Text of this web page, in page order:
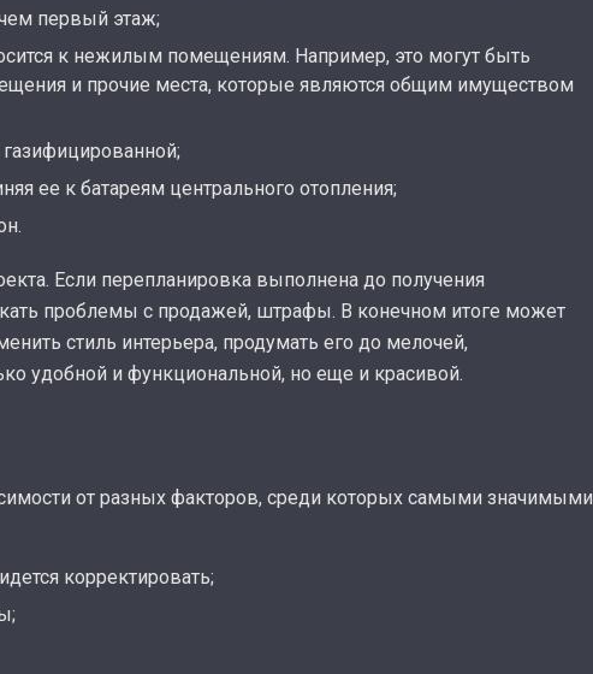
первый этаж;
к нежилым помещениям. Например, это могут быть
и прочие места, которые являются общим имуществом
ее к батареям центрального отопления;
Если перепланировка выполнена до получения
проблемы с продажей, штрафы. В конечном итоге может
стиль интерьера, продумать его до мелочей,
удобной и функциональной, но еще и красивой.
от разных факторов, среди которых самыми значимыми
корректировать;